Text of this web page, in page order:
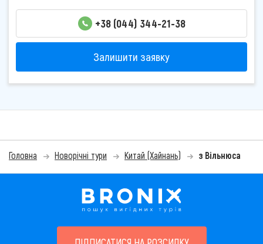
+38 (044) 344-21-38
Залишити заявку
Головна Новорічні тури Китай (Хайнань) з Вільнюса